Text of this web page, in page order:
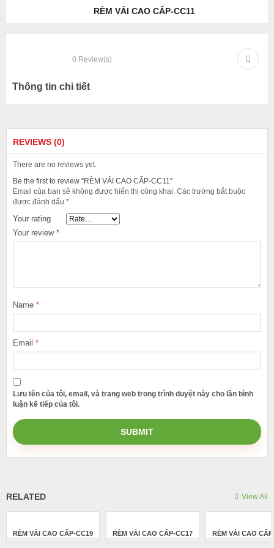
RÈM VẢI CAO CẤP-CC11
0 Review(s)
Thông tin chi tiết
REVIEWS (0)
There are no reviews yet.
Be the first to review “RÈM VẢI CAO CẤP-CC11”
Email của bạn sẽ không được hiển thị công khai. Các trường bắt buộc
được đánh dấu *
Your rating
Your review *
Name *
Email *
Lưu tên của tôi, email, và trang web trong trình duyệt này cho lần bình
luận kế tiếp của tôi.
RELATED View All
RÈM VẢI CAO CẤP-CC19 RÈM VẢI CAO CẤP-CC17 RÈM VẢI CAO